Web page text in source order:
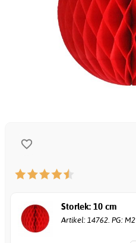
Storlek: 10 cm
Artikel: 14762. PG: M2